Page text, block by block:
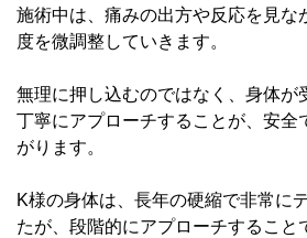
施術中は、痛みの出方や反応を見な
度を微調整していきます。
無理に押し込むのではなく、身体が
丁寧にアプローチすることが、安全
がります。
K様の身体は、長年の硬縮で非常に
たが、段階的にアプローチすること